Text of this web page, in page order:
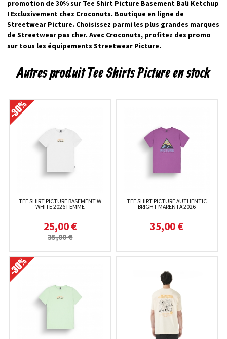
promotion de 30% sur Tee Shirt Picture Basement Bali Ketchup
! Exclusivement chez Croconuts. Boutique en ligne de
Streetwear Picture. Choisissez parmi les plus grandes marques
de Streetwear pas cher. Avec Croconuts, profitez des promo
sur tous les équipements Streetwear Picture.
Autres produit Tee Shirts Picture en stock
TEE SHIRT PICTURE BASEMENT W
WHITE 2026 FEMME
25,00 €
35,00 €
TEE SHIRT PICTURE AUTHENTIC
BRIGHT MARENTA 2026
35,00 €